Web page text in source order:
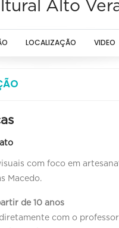
Alto
LOCALIZAÇÃO VIDEO
com foco em
Macedo.
de 10 anos
com o professor